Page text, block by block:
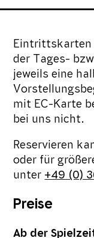
Eintrittskarten
der Tages-
jeweils eine
mit EC-Karte
bei uns nicht.
Reservieren
oder für
unter +49 (0)
Preise
Ab der